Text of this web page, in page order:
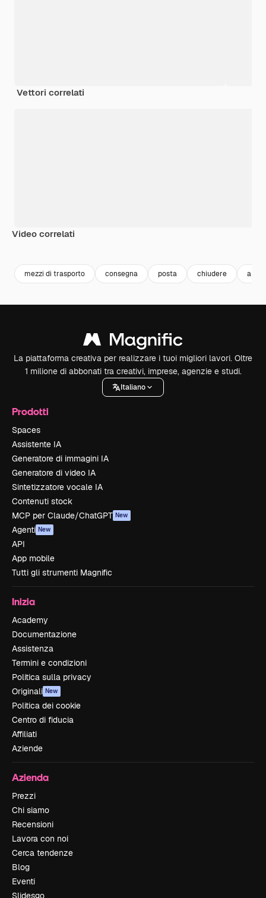
Vettori correlati
Video correlati
mezzi di trasporto consegna posta chiudere
La piattaforma creativa per realizzare i tuoi migliori lavori. Oltre
1 milione di abbonati tra creativi, imprese, agenzie e studi.
Italiano
Prodotti
Spaces
Assistente IA
Generatore di immagini IA
Generatore di video IA
Sintetizzatore vocale IA
Contenuti stock
MCP per Claude/ChatGPT New
Agenti New
API
App mobile
Tutti gli strumenti Magnific
Inizia
Academy
Documentazione
Assistenza
Termini e condizioni
Politica sulla privacy
Originali New
Politica dei cookie
Centro di fiducia
Affiliati
Aziende
Azienda
Prezzi
Chi siamo
Recensioni
Lavora con noi
Cerca tendenze
Blog
Eventi
Slidesgo